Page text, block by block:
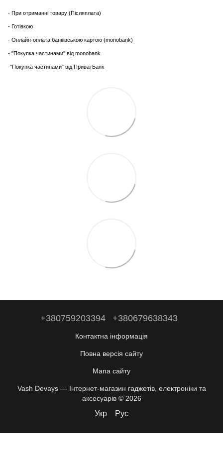
- При отриманні товару (Післяплата)
- Готівкою
- Онлайн-оплата банківською картою (monobank)
- "Покупка частинами" від monobank
-"Покупка частинами" від ПриватБанк
+380759203394 +380679638343
Контактна інформація
Повна версія сайту
Мапа сайту
Vash Devays — Інтернет-магазин гаджетів, електроніки та
аксесуарів © 2026
Укр Рус